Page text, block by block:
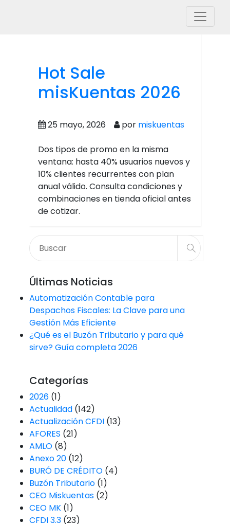
Hot Sale
misKuentas 2026
25 mayo, 2026 por miskuentas
Dos tipos de promo en la misma
ventana: hasta 40% usuarios nuevos y
10% clientes recurrentes con plan
anual válido. Consulta condiciones y
combinaciones en tienda oficial antes
de cotizar.
Últimas Noticias
Automatización Contable para
Despachos Fiscales: La Clave para una
Gestión Más Eficiente
¿Qué es el Buzón Tributario y para qué
sirve? Guía completa 2026
Categorías
2026(1)
Actualidad(142)
Actualización CFDI(13)
AFORES (21)
AMLO(8)
Anexo 20(12)
BURÓ DE CRÉDITO(4)
Buzón Tributario(1)
CEO Miskuentas(2)
CEO MK(1)
CFDI 3.3(23)